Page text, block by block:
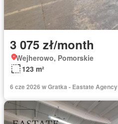
3 075 zł/month
Wejherowo, Pomorskie
123 m²
6 cze 2026 w Gratka - Eastate Agency